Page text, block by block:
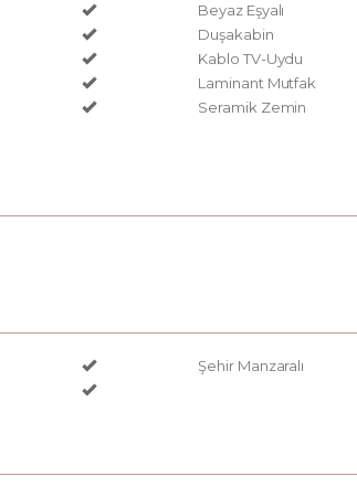
Beyaz Eşyalı
Duşakabin
Kablo TV-Uydu
Laminant Mutfak
Seramik Zemin
Şehir Manzaralı